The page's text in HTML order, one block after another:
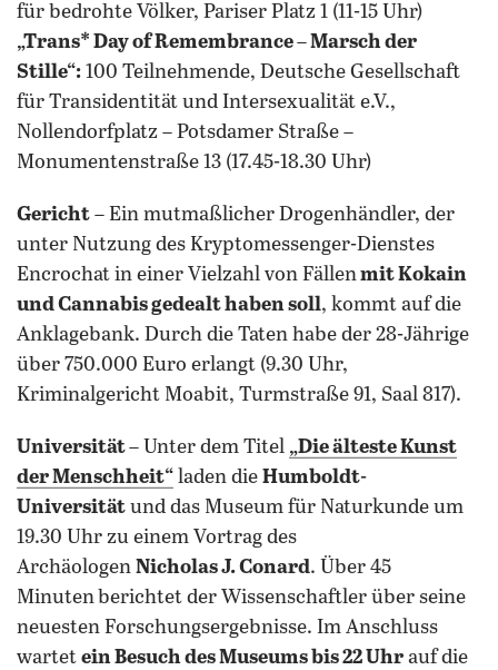
für bedrohte Völker, Pariser Platz 1 (11-15 Uhr)
„Trans* Day of Remembrance – Marsch der
Stille“: 100 Teilnehmende, Deutsche Gesellschaft
für Transidentität und Intersexualität e.V.,
Nollendorfplatz – Potsdamer Straße –
Monumentenstraße 13 (17.45-18.30 Uhr)
Gericht – Ein mutmaßlicher Drogenhändler, der
unter Nutzung des Kryptomessenger-Dienstes
Encrochat in einer Vielzahl von Fällenmit Kokain
und Cannabis gedealt haben soll, kommt auf die
Anklagebank. Durch die Taten habe der 28-Jährige
über 750.000 Euro erlangt (9.30 Uhr,
Kriminalgericht Moabit, Turmstraße 91, Saal 817).
Universität– Unter dem Titel „Die älteste Kunst
der Menschheit“ laden die Humboldt-
Universität und das Museum für Naturkunde um
19.30 Uhr zu einem Vortrag des
Archäologen Nicholas J. Conard. Über 45
Minuten berichtet der Wissenschaftler über seine
neuesten Forschungsergebnisse. Im Anschluss
wartet ein Besuch des Museums bis 22 Uhr auf die